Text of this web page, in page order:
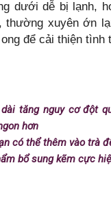
dưới dễ bị lạnh,
thường xuyên ớn
để cải thiện tình
tăng nguy cơ đột
hơn
có thể thêm vào trà
bổ sung kẽm cực